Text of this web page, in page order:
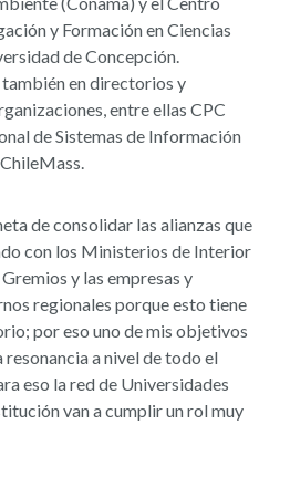
y Formación en Ciencias
de Concepción.
en directorios y
entre ellas CPC
de Sistemas de Información
de consolidar las alianzas que
con los Ministerios de Interior
y las empresas y
regionales porque esto tiene
por eso uno de mis objetivos
resonancia a nivel de todo el
eso la red de Universidades
van a cumplir un rol muy